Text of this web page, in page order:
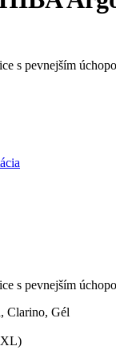
s pevnejším
s pevnejším
Clarino, Gél